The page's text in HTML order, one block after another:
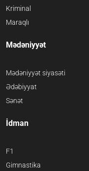
Kriminal
Maraqlı
Mədəniyyət
Mədəniyyət siyasəti
Ədəbiyyat
Sənət
İdman
F1
Gimnastika